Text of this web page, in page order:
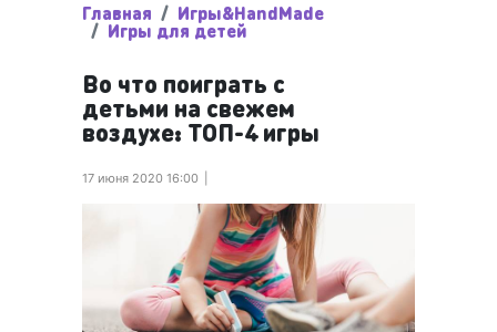
Главная Игры&HandMade
Игры для детей
Во что поиграть с
детьми на свежем
воздухе: ТОП-4 игры
17 июня 2020 16:00